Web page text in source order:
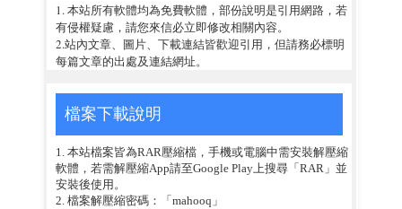
1. 本站所有軟體均為免費軟體，部份說明是引用網路，若
有侵權疑慮，請您來信必立即修改相關內容。
2.站內文章、圖片、下載連結皆歡迎引用，但請務必標明
每篇文章的出處及連結網址。
檔案下載說明
1. 本站檔案皆為RAR壓縮檔，手機或電腦中需安裝解壓縮
軟體，若需解壓縮App請至Google Play上搜尋「RAR」並
安裝後使用。
2. 檔案解壓縮密碼：「mahooq」